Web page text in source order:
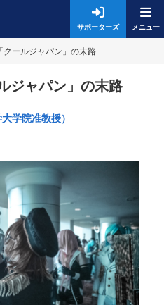
サポーターズ
クールジャパン」の末路
ジャパン」の末路
学院准教授）